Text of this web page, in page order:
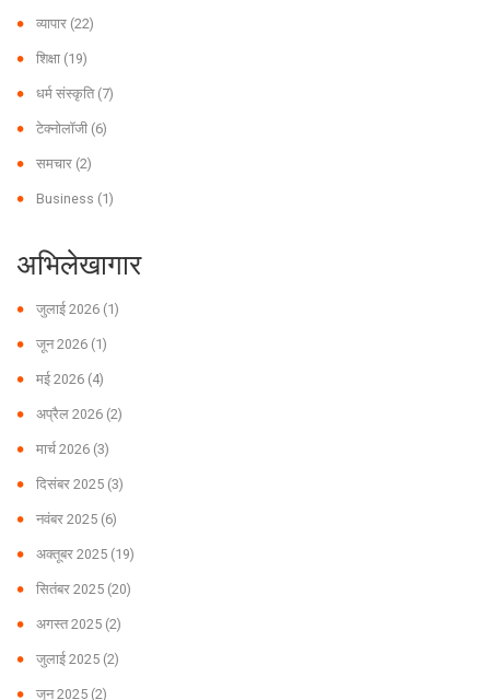
व्यापार (22)
शिक्षा (19)
धर्म संस्कृति (7)
टेक्नोलॉजी (6)
समचार (2)
Business (1)
अभिलेखागार
जुलाई 2026 (1)
जून 2026 (1)
मई 2026 (4)
अप्रैल 2026 (2)
मार्च 2026 (3)
दिसंबर 2025 (3)
नवंबर 2025 (6)
अक्तूबर 2025 (19)
सितंबर 2025 (20)
अगस्त 2025 (2)
जुलाई 2025 (2)
जून 2025 (2)